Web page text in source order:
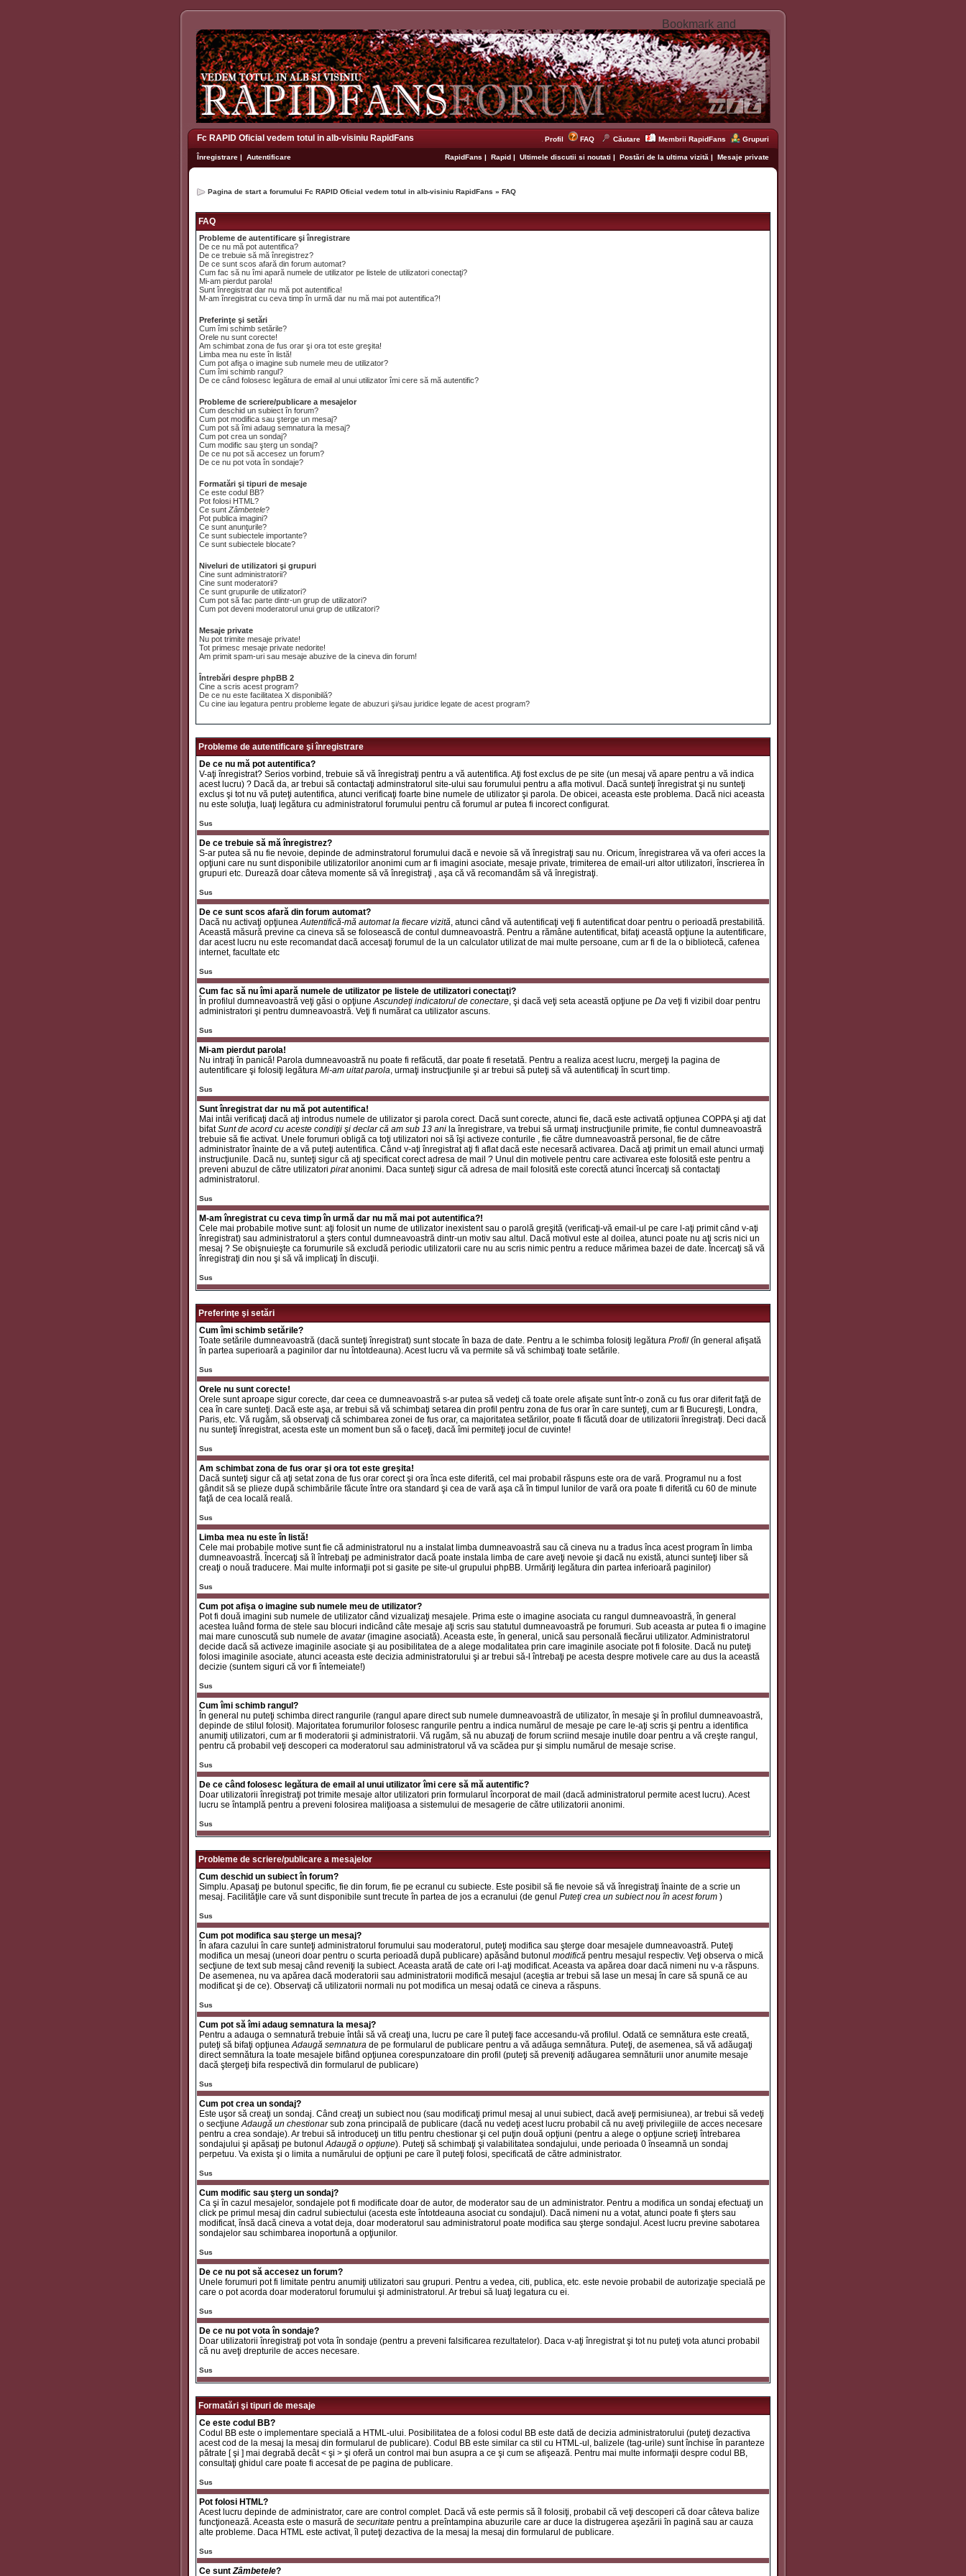
Fc RAPID Oficial vedem totul in alb-visiniu RapidFans Profil FAQ Căutare Membrii RapidFans Grupuri
Înregistrare | Autentificare RapidFans | Rapid | Ultimele discutii si noutati | Postări de la ultima vizită | Mesaje private
Pagina de start a forumului Fc RAPID Oficial vedem totul in alb-visiniu RapidFans » FAQ
FAQ
Probleme de autentificare şi înregistrare
De ce nu mă pot autentifica?
De ce trebuie să mă înregistrez?
De ce sunt scos afară din forum automat?
Cum fac să nu îmi apară numele de utilizator pe listele de utilizatori conectaţi?
Mi-am pierdut parola!
Sunt înregistrat dar nu mă pot autentifica!
M-am înregistrat cu ceva timp în urmă dar nu mă mai pot autentifica?!
Preferinţe şi setări
Cum îmi schimb setările?
Orele nu sunt corecte!
Am schimbat zona de fus orar şi ora tot este greşita!
Limba mea nu este în listă!
Cum pot afişa o imagine sub numele meu de utilizator?
Cum îmi schimb rangul?
De ce când folosesc legătura de email al unui utilizator îmi cere să mă autentific?
Probleme de scriere/publicare a mesajelor
Cum deschid un subiect în forum?
Cum pot modifica sau şterge un mesaj?
Cum pot să îmi adaug semnatura la mesaj?
Cum pot crea un sondaj?
Cum modific sau şterg un sondaj?
De ce nu pot să accesez un forum?
De ce nu pot vota în sondaje?
Formatări şi tipuri de mesaje
Ce este codul BB?
Pot folosi HTML?
Ce sunt Zâmbetele?
Pot publica imagini?
Ce sunt anunţurile?
Ce sunt subiectele importante?
Ce sunt subiectele blocate?
Niveluri de utilizatori şi grupuri
Cine sunt administratorii?
Cine sunt moderatorii?
Ce sunt grupurile de utilizatori?
Cum pot să fac parte dintr-un grup de utilizatori?
Cum pot deveni moderatorul unui grup de utilizatori?
Mesaje private
Nu pot trimite mesaje private!
Tot primesc mesaje private nedorite!
Am primit spam-uri sau mesaje abuzive de la cineva din forum!
Întrebări despre phpBB 2
Cine a scris acest program?
De ce nu este facilitatea X disponibilă?
Cu cine iau legatura pentru probleme legate de abuzuri şi/sau juridice legate de acest program?
Probleme de autentificare şi înregistrare
De ce nu mă pot autentifica?
V-aţi înregistrat? Serios vorbind, trebuie să vă înregistraţi pentru a vă autentifica. Aţi fost exclus de pe site (un mesaj vă apare pentru a vă indica
acest lucru) ? Dacă da, ar trebui să contactaţi adminstratorul site-ului sau forumului pentru a afla motivul. Dacă sunteţi înregistrat şi nu sunteţi
exclus şi tot nu vă puteţi autentifica, atunci verificaţi foarte bine numele de utilizator şi parola. De obicei, aceasta este problema. Dacă nici aceasta
nu este soluţia, luaţi legătura cu administratorul forumului pentru că forumul ar putea fi incorect configurat.
Sus
De ce trebuie să mă înregistrez?
S-ar putea să nu fie nevoie, depinde de adminstratorul forumului dacă e nevoie să vă înregistraţi sau nu. Oricum, înregistrarea vă va oferi acces la
opţiuni care nu sunt disponibile utilizatorilor anonimi cum ar fi imagini asociate, mesaje private, trimiterea de email-uri altor utilizatori, înscrierea în
grupuri etc. Durează doar câteva momente să vă înregistraţi , aşa că vă recomandăm să vă înregistraţi.
Sus
De ce sunt scos afară din forum automat?
Dacă nu activaţi opţiuneaAutentifică-mă automat la fiecare vizită, atunci când vă autentificaţi veţi fi autentificat doar pentru o perioadă prestabilită.
Această măsură previne ca cineva să se folosească de contul dumneavoastră. Pentru a rămâne autentificat, bifaţi această opţiune la autentificare,
dar acest lucru nu este recomandat dacă accesaţi forumul de la un calculator utilizat de mai multe persoane, cum ar fi de la o bibliotecă, cafenea
internet, facultate etc
Sus
Cum fac să nu îmi apară numele de utilizator pe listele de utilizatori conectaţi?
În profilul dumneavoastră veţi găsi o opţiuneAscundeţi indicatorul de conectare, şi dacă veţi seta această opţiune pe Da veţi fi vizibil doar pentru
administratori şi pentru dumneavoastră. Veţi fi numărat ca utilizator ascuns.
Sus
Mi-am pierdut parola!
Nu intraţi în panică! Parola dumneavoastră nu poate fi refăcută, dar poate fi resetată. Pentru a realiza acest lucru, mergeţi la pagina de
autentificare şi folosiţi legătura Mi-am uitat parola, urmaţi instrucţiunile şi ar trebui să puteţi să vă autentificaţi în scurt timp.
Sus
Sunt înregistrat dar nu mă pot autentifica!
Mai intâi verificaţi dacă aţi introdus numele de utilizator şi parola corect. Dacă sunt corecte, atunci fie, dacă este activată opţiunea COPPA şi aţi dat
bifatSunt de acord cu aceste condiţii şi declar că am sub 13 ani la înregistrare, va trebui să urmaţi instrucţiunile primite, fie contul dumneavoastră
trebuie să fie activat. Unele forumuri obligă ca toţi utilizatori noi să îşi activeze conturile , fie către dumneavoastră personal, fie de către
administrator înainte de a vă puteţi autentifica. Când v-aţi înregistrat aţi fi aflat dacă este necesară activarea. Dacă aţi primit un email atunci urmaţi
instrucţiunile. Dacă nu, sunteţi sigur că aţi specificat corect adresa de mail ? Unul din motivele pentru care activarea este folosită este pentru a
preveni abuzul de către utilizatori piratanonimi. Daca sunteţi sigur că adresa de mail folosită este corectă atunci încercaţi să contactaţi
administratorul.
Sus
M-am înregistrat cu ceva timp în urmă dar nu mă mai pot autentifica?!
Cele mai probabile motive sunt: aţi folosit un nume de utilizator inexistent sau o parolă greşită (verificaţi-vă email-ul pe care l-aţi primit când v-aţi
înregistrat) sau administratorul a şters contul dumneavoastră dintr-un motiv sau altul. Dacă motivul este al doilea, atunci poate nu aţi scris nici un
mesaj ? Se obişnuieşte ca forumurile să excludă periodic utilizatorii care nu au scris nimic pentru a reduce mărimea bazei de date. Încercaţi să vă
înregistraţi din nou şi să vă implicaţi în discuţii.
Sus
Preferinţe şi setări
Cum îmi schimb setările?
Toate setările dumneavoastră (dacă sunteţi înregistrat) sunt stocate în baza de date. Pentru a le schimba folosiţi legătura Profil (în general afişată
în partea superioară a paginilor dar nu întotdeauna). Acest lucru vă va permite să vă schimbaţi toate setările.
Sus
Orele nu sunt corecte!
Orele sunt aproape sigur corecte, dar ceea ce dumneavoastră s-ar putea să vedeţi că toate orele afişate sunt într-o zonă cu fus orar diferit faţă de
cea în care sunteţi. Dacă este aşa, ar trebui să vă schimbaţi setarea din profil pentru zona de fus orar în care sunteţi, cum ar fi Bucureşti, Londra,
Paris, etc. Vă rugăm, să observaţi că schimbarea zonei de fus orar, ca majoritatea setărilor, poate fi făcută doar de utilizatorii înregistraţi. Deci dacă
nu sunteţi înregistrat, acesta este un moment bun să o faceţi, dacă îmi permiteţi jocul de cuvinte!
Sus
Am schimbat zona de fus orar şi ora tot este greşita!
Dacă sunteţi sigur că aţi setat zona de fus orar corect şi ora înca este diferită, cel mai probabil răspuns este ora de vară. Programul nu a fost
gândit să se plieze după schimbările făcute între ora standard şi cea de vară aşa că în timpul lunilor de vară ora poate fi diferită cu 60 de minute
faţă de cea locală reală.
Sus
Limba mea nu este în listă!
Cele mai probabile motive sunt fie că administratorul nu a instalat limba dumneavoastră sau că cineva nu a tradus înca acest program în limba
dumneavoastră. Încercaţi să îl întrebaţi pe administrator dacă poate instala limba de care aveţi nevoie şi dacă nu există, atunci sunteţi liber să
creaţi o nouă traducere. Mai multe informaţii pot si gasite pe site-ul grupului phpBB. Urmăriţi legătura din partea inferioară paginilor)
Sus
Cum pot afişa o imagine sub numele meu de utilizator?
Pot fi două imagini sub numele de utilizator când vizualizaţi mesajele. Prima este o imagine asociata cu rangul dumneavoastră, în general
acestea luând forma de stele sau blocuri indicând câte mesaje aţi scris sau statutul dumneavoastră pe forumuri. Sub aceasta ar putea fi o imagine
mai mare cunoscută sub numele de avatar(imagine asociată). Aceasta este, în general, unică sau personală fiecărui utilizator. Administratorul
decide dacă să activeze imaginile asociate şi au posibilitatea de a alege modalitatea prin care imaginile asociate pot fi folosite. Dacă nu puteţi
folosi imaginile asociate, atunci aceasta este decizia administratorului şi ar trebui să-l întrebaţi pe acesta despre motivele care au dus la această
decizie (suntem siguri că vor fi întemeiate!)
Sus
Cum îmi schimb rangul?
În general nu puteţi schimba direct rangurile (rangul apare direct sub numele dumneavoastră de utilizator, în mesaje şi în profilul dumneavoastră,
depinde de stilul folosit). Majoritatea forumurilor folosesc rangurile pentru a indica numărul de mesaje pe care le-aţi scris şi pentru a identifica
anumiţi utilizatori, cum ar fi moderatorii şi administratorii. Vă rugăm, să nu abuzaţi de forum scriind mesaje inutile doar pentru a vă creşte rangul,
pentru că probabil veţi descoperi ca moderatorul sau administratorul vă va scădea pur şi simplu numărul de mesaje scrise.
Sus
De ce când folosesc legătura de email al unui utilizator îmi cere să mă autentific?
Doar utilizatorii înregistraţi pot trimite mesaje altor utilizatori prin formularul încorporat de mail (dacă administratorul permite acest lucru). Acest
lucru se întamplă pentru a preveni folosirea maliţioasa a sistemului de mesagerie de către utilizatorii anonimi.
Sus
Probleme de scriere/publicare a mesajelor
Cum deschid un subiect în forum?
Simplu. Apasaţi pe butonul specific, fie din forum, fie pe ecranul cu subiecte. Este posibil să fie nevoie să vă înregistraţi înainte de a scrie un
mesaj. Facilităţile care vă sunt disponibile sunt trecute în partea de jos a ecranului (de genul Puteţi crea un subiect nou în acest forum )
Sus
Cum pot modifica sau şterge un mesaj?
În afara cazului în care sunteţi administratorul forumului sau moderatorul, puteţi modifica sau şterge doar mesajele dumneavoastră. Puteţi
modifica un mesaj (uneori doar pentru o scurta perioadă după publicare) apăsând butonul modifică pentru mesajul respectiv. Veţi observa o mică
secţiune de text sub mesaj când reveniţi la subiect. Aceasta arată de cate ori l-aţi modificat. Aceasta va apărea doar dacă nimeni nu v-a răspuns.
De asemenea, nu va apărea dacă moderatorii sau administratorii modifică mesajul (aceştia ar trebui să lase un mesaj în care să spună ce au
modificat şi de ce). Observaţi că utilizatorii normali nu pot modifica un mesaj odată ce cineva a răspuns.
Sus
Cum pot să îmi adaug semnatura la mesaj?
Pentru a adauga o semnatură trebuie întâi să vă creaţi una, lucru pe care îl puteţi face accesandu-vă profilul. Odată ce semnătura este creată,
puteţi să bifaţi opţiuneaAdaugă semnatura de pe formularul de publicare pentru a vă adăuga semnătura. Puteţi, de asemenea, să vă adăugaţi
direct semnătura la toate mesajele bifând opţiunea corespunzatoare din profil (puteţi să preveniţi adăugarea semnăturii unor anumite mesaje
dacă ştergeţi bifa respectivă din formularul de publicare)
Sus
Cum pot crea un sondaj?
Este uşor să creaţi un sondaj. Când creaţi un subiect nou (sau modificaţi primul mesaj al unui subiect, dacă aveţi permisiunea), ar trebui să vedeţi
o secţiuneAdaugă un chestionarsub zona principală de publicare (dacă nu vedeţi acest lucru probabil că nu aveţi privilegiile de acces necesare
pentru a crea sondaje). Ar trebui să introduceţi un titlu pentru chestionar şi cel puţin două opţiuni (pentru a alege o opţiune scrieţi întrebarea
sondajului şi apăsaţi pe butonulAdaugă o opţiune). Puteţi să schimbaţi şi valabilitatea sondajului, unde perioada 0 înseamnă un sondaj
perpetuu. Va exista şi o limita a numărului de opţiuni pe care îl puteţi folosi, specificată de către administrator.
Sus
Cum modific sau şterg un sondaj?
Ca şi în cazul mesajelor, sondajele pot fi modificate doar de autor, de moderator sau de un administrator. Pentru a modifica un sondaj efectuaţi un
click pe primul mesaj din cadrul subiectului (acesta este întotdeauna asociat cu sondajul). Dacă nimeni nu a votat, atunci poate fi şters sau
modificat, însă dacă cineva a votat deja, doar moderatorul sau administratorul poate modifica sau şterge sondajul. Acest lucru previne sabotarea
sondajelor sau schimbarea inoportună a opţiunilor.
Sus
De ce nu pot să accesez un forum?
Unele forumuri pot fi limitate pentru anumiţi utilizatori sau grupuri. Pentru a vedea, citi, publica, etc. este nevoie probabil de autorizaţie specială pe
care o pot acorda doar moderatorul forumului şi administratorul. Ar trebui să luaţi legatura cu ei.
Sus
De ce nu pot vota în sondaje?
Doar utilizatorii înregistraţi pot vota în sondaje (pentru a preveni falsificarea rezultatelor). Daca v-aţi înregistrat şi tot nu puteţi vota atunci probabil
că nu aveţi drepturile de acces necesare.
Sus
Formatări şi tipuri de mesaje
Ce este codul BB?
Codul BB este o implementare specială a HTML-ului. Posibilitatea de a folosi codul BB este dată de decizia administratorului (puteţi dezactiva
acest cod de la mesaj la mesaj din formularul de publicare). Codul BB este similar ca stil cu HTML-ul, balizele (tag-urile) sunt închise în paranteze
pătrate [ şi ] mai degrabă decât < şi > şi oferă un control mai bun asupra a ce şi cum se afişează. Pentru mai multe informaţii despre codul BB,
consultaţi ghidul care poate fi accesat de pe pagina de publicare.
Sus
Pot folosi HTML?
Acest lucru depinde de administrator, care are control complet. Dacă vă este permis să îl folosiţi, probabil că veţi descoperi că doar câteva balize
funcţionează. Aceasta este o masură de securitate pentru a preîntampina abuzurile care ar duce la distrugerea aşezării în pagină sau ar cauza
alte probleme. Daca HTML este activat, îl puteţi dezactiva de la mesaj la mesaj din formularul de publicare.
Sus
Ce suntZâmbetele?